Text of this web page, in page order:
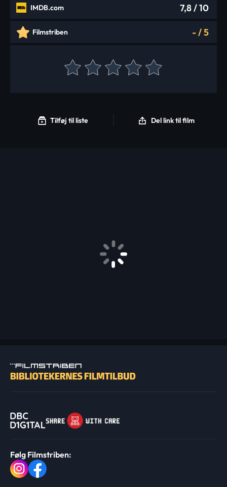
IMDB.com 7,8/ 10
Filmstriben -/5
Tilføj til liste Del link til film
Følg Filmstriben: